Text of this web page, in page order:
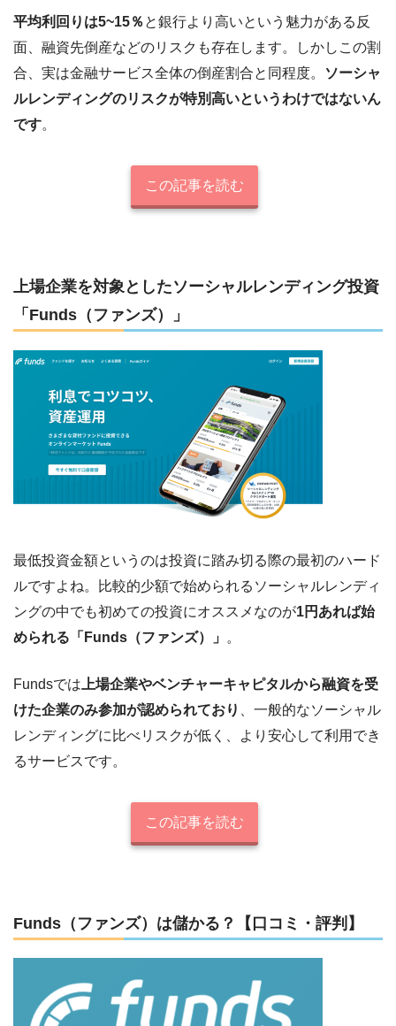
平均利回りは5~15％ と銀行より高いという魅力がある反
面、融資先倒産などのリスクも存在します。しかしこの割
合、実は金融サービス全体の倒産割合と同程度。
ソーシャ
ルレンディングのリスクが特別高いというわけではないん
です。
この記事を読む
上場企業を対象としたソーシャルレンディング投資
「Funds（ファンズ）」
最低投資金額というのは投資に踏み切る際の最初のハード
ルですよね。比較的少額で始められるソーシャルレンディ
ングの中でも初めての投資にオススメなのが1円あれば始
められる「Funds（ファンズ）」 。
Fundsでは 上場企業やベンチャーキャピタルから融資を受
けた企業のみ参加が認められており
、一般的なソーシャル
レンディングに比べリスクが低く、より安心して利用でき
るサービスです。
この記事を読む
Funds（ファンズ）は儲かる？【口コミ・評判】